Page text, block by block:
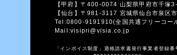
【甲府】〒400-0074 山梨県甲府市千
【仙台】〒981-3117 宮城県仙台市泉区
Tel:0800-9191910(全国共通フリーコ
Mail:visipri@visia.co.jp
「インボイス制度」適格請求書発行事業者登録番